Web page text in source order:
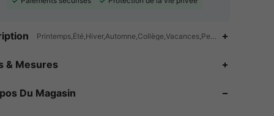
Printemps,Été,Hiver,Automne,Collège,Vacances,Pendaison de
& Mesures
Du Magasin